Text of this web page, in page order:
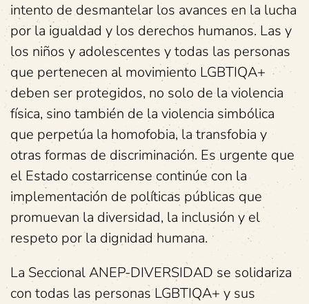
intento de desmantelar los avances en la lucha
por la igualdad y los derechos humanos. Las y
los niños y adolescentes y todas las personas
que pertenecen al movimiento LGBTIQA+
deben ser protegidos, no solo de la violencia
física, sino también de la violencia simbólica
que perpetúa la homofobia, la transfobia y
otras formas de discriminación. Es urgente que
el Estado costarricense continúe con la
implementación de políticas públicas que
promuevan la diversidad, la inclusión y el
respeto por la dignidad humana.
La Seccional ANEP-DIVERSIDAD se solidariza
con todas las personas LGBTIQA+ y sus